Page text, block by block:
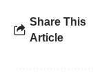
Share This
Article